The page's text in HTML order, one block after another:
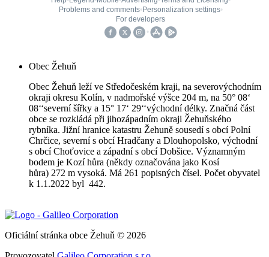
Obec Žehuň
Obec Žehuň leží ve Středočeském kraji, na severovýchodním
okraji okresu Kolín, v nadmořské výšce 204 m, na 50° 08‘
08‘‘severní šířky a 15° 17‘ 29‘‘východní délky. Značná část
obce se rozkládá při jihozápadním okraji Žehuňského
rybníka. Jižní hranice katastru Žehuně sousedí s obcí Polní
Chrčice, severní s obcí Hradčany a Dlouhopolsko, východní
s obcí Choťovice a západní s obcí Dobšice. Významným
bodem je Kozí hůra (někdy označována jako Kosí
hůra) 272 m vysoká. Má 261 popisných čísel. Počet obyvatel
k 1.1.2022 byl 442.
Oficiální stránka obce Žehuň © 2026